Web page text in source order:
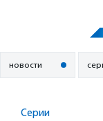
новости
Серии